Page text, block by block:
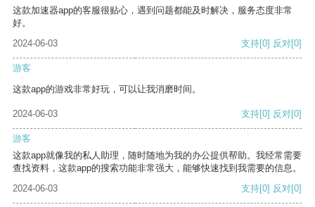
这款加速器app的客服很贴心，遇到问题都能及时解决，服务态度非常
好。
2024-06-03
支持[0] 反对[0]
游客
这款app的游戏非常好玩，可以让我消磨时间。
2024-06-03 支持[0] 反对[0]
游客
这款app就像我的私人助理，随时随地为我的办公提供帮助。我经常需要
查找资料，这款app的搜索功能非常强大，能够快速找到我需要的信息。
2024-06-03
支持[0] 反对[0]